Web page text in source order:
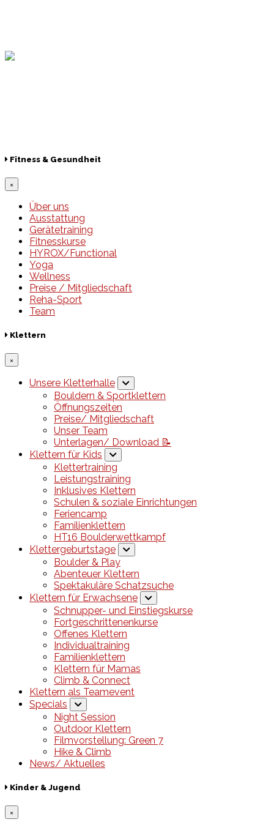
Fitness & Gesundheit
×
Über uns
Ausstattung
Gerätetraining
Fitnesskurse
HYROX/Functional
Yoga
Wellness
Preise / Mitgliedschaft
Reha-Sport
Team
Klettern
×
Unsere Kletterhalle
Bouldern & Sportklettern
Öffnungszeiten
Preise/ Mitgliedschaft
Unser Team
Unterlagen/ Download 📝
Klettern für Kids
Klettertraining
Leistungstraining
Inklusives Klettern
Schulen & soziale Einrichtungen
Feriencamp
Familienklettern
HT16 Boulderwettkampf
Klettergeburtstage
Boulder & Play
Abenteuer Klettern
Spektakuläre Schatzsuche
Klettern für Erwachsene
Schnupper- und Einstiegskurse
Fortgeschrittenenkurse
Offenes Klettern
Individualtraining
Familienklettern
Klettern für Mamas
Climb & Connect
Klettern als Teamevent
Specials
Night Session
Outdoor Klettern
Filmvorstellung: Green 7
Hike & Climb
News/ Aktuelles
Kinder & Jugend
×